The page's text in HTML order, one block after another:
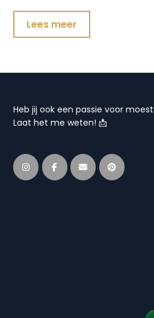
Lees meer
Heb jij ook een passie voor
Laat het me weten! 📩